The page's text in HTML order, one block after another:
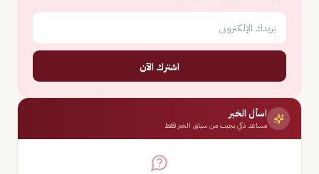
اشترك الآن
اسأل الخبر
مساعد ذكي يجيب من سياق الخبر فقط